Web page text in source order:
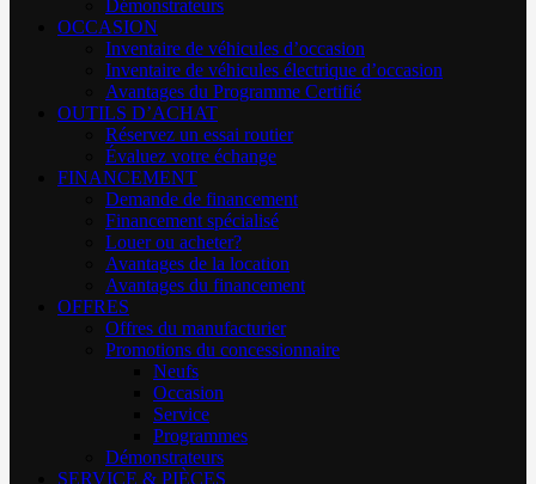
Démonstrateurs
OCCASION
Inventaire de véhicules d’occasion
Inventaire de véhicules électrique d’occasion
Avantages du Programme Certifié
OUTILS D’ACHAT
Réservez un essai routier
Évaluez votre échange
FINANCEMENT
Demande de financement
Financement spécialisé
Louer ou acheter?
Avantages de la location
Avantages du financement
OFFRES
Offres du manufacturier
Promotions du concessionnaire
Neufs
Occasion
Service
Programmes
Démonstrateurs
SERVICE & PIÈCES